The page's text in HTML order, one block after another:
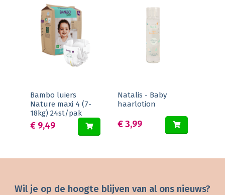
Bambo luiers
Nature maxi 4 (7-
18kg) 24st/pak
€ 9,49
Natalis - Baby
haarlotion
€ 3,99
Wil je op de hoogte blijven van al ons nieuws?